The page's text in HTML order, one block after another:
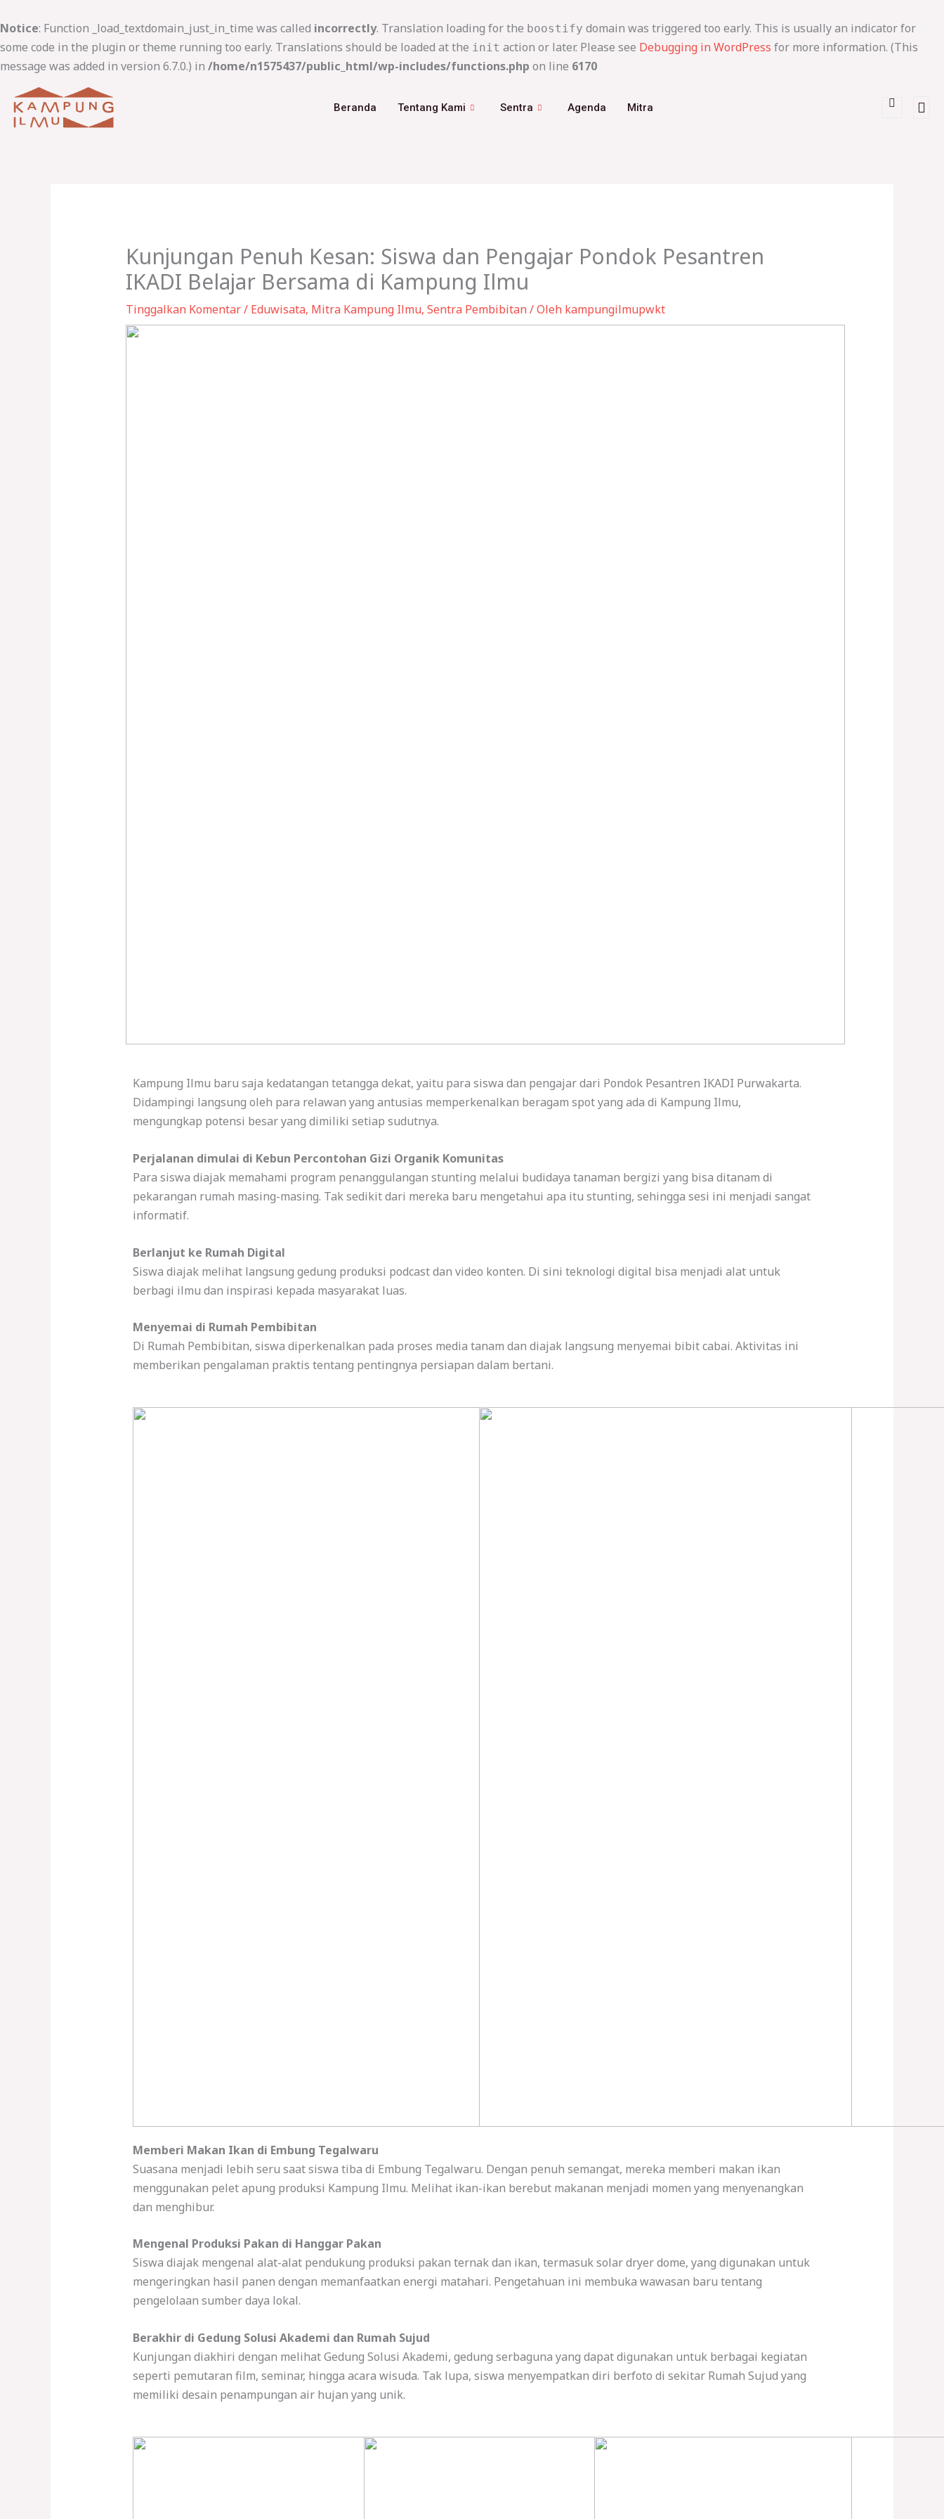
Notice: Function _load_textdomain_just_in_time was called incorrectly. Translation loading for the boostify domain was triggered too early. This is usually an indicator for
some code in the plugin or theme running too early. Translations should be loaded at the init action or later. Please see Debugging in WordPress for more information. (This
message was added in version 6.7.0.) in /home/n1575437/public_html/wp-includes/functions.php on line 6170
ke
konten
Beranda Tentang Kami Sentra Agenda Mitra
Kunjungan Penuh Kesan: Siswa dan Pengajar Pondok Pesantren
IKADI Belajar Bersama di Kampung Ilmu
Tinggalkan Komentar/ Eduwisata, Mitra Kampung Ilmu, Sentra Pembibitan / Oleh kampungilmupwkt
Kampung Ilmu baru saja kedatangan tetangga dekat, yaitu para siswa dan pengajar dari Pondok Pesantren IKADI Purwakarta.
Didampingi langsung oleh para relawan yang antusias memperkenalkan beragam spot yang ada di Kampung Ilmu,
mengungkap potensi besar yang dimiliki setiap sudutnya.
Perjalanan dimulai di Kebun Percontohan Gizi Organik Komunitas
Para siswa diajak memahami program penanggulangan stunting melalui budidaya tanaman bergizi yang bisa ditanam di
pekarangan rumah masing-masing. Tak sedikit dari mereka baru mengetahui apa itu stunting, sehingga sesi ini menjadi sangat
informatif.
Berlanjut ke Rumah Digital
Siswa diajak melihat langsung gedung produksi podcast dan video konten. Di sini teknologi digital bisa menjadi alat untuk
berbagi ilmu dan inspirasi kepada masyarakat luas.
Menyemai di Rumah Pembibitan
Di Rumah Pembibitan, siswa diperkenalkan pada proses media tanam dan diajak langsung menyemai bibit cabai. Aktivitas ini
memberikan pengalaman praktis tentang pentingnya persiapan dalam bertani.
Memberi Makan Ikan di Embung Tegalwaru
Suasana menjadi lebih seru saat siswa tiba di Embung Tegalwaru. Dengan penuh semangat, mereka memberi makan ikan
menggunakan pelet apung produksi Kampung Ilmu. Melihat ikan-ikan berebut makanan menjadi momen yang menyenangkan
dan menghibur.
Mengenal Produksi Pakan di Hanggar Pakan
Siswa diajak mengenal alat-alat pendukung produksi pakan ternak dan ikan, termasuk solar dryer dome, yang digunakan untuk
mengeringkan hasil panen dengan memanfaatkan energi matahari. Pengetahuan ini membuka wawasan baru tentang
pengelolaan sumber daya lokal.
Berakhir di Gedung Solusi Akademi dan Rumah Sujud
Kunjungan diakhiri dengan melihat Gedung Solusi Akademi, gedung serbaguna yang dapat digunakan untuk berbagai kegiatan
seperti pemutaran film, seminar, hingga acara wisuda. Tak lupa, siswa menyempatkan diri berfoto di sekitar Rumah Sujud yang
memiliki desain penampungan air hujan yang unik.